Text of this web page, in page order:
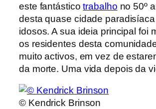
este fantásticotrabalho no 50º
desta quase cidade
idosos. A sua ideia principal foi
os residentes desta
muito activos, em vez de
da morte. Uma vida depois da
© Kendrick Brinson